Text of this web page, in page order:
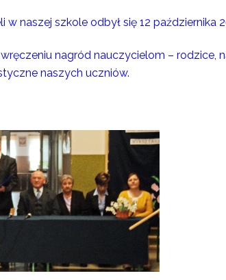
naszej szkole odbył się 12 października
nagród nauczycielom – rodzice,
naszych uczniów.